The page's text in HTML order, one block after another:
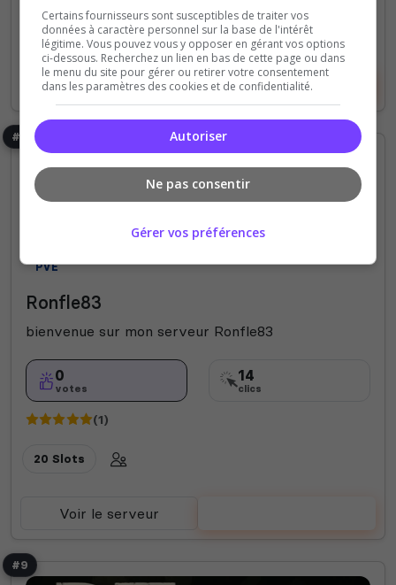
15 Slots
Voir le serveur Voter
#8
PVE
Ronfle83
bienvenue sur mon serveur Ronfle83
0
votes
14
clics
(1)
20 Slots
Voir le serveur
#9
Certains fournisseurs sont susceptibles de traiter vos
données à caractère personnel sur la base de l'intérêt
légitime. Vous pouvez vous y opposer en gérant vos options
ci-dessous. Recherchez un lien en bas de cette page ou dans
le menu du site pour gérer ou retirer votre consentement
dans les paramètres des cookies et de confidentialité.
Autoriser
Ne pas consentir
Gérer vos préférences